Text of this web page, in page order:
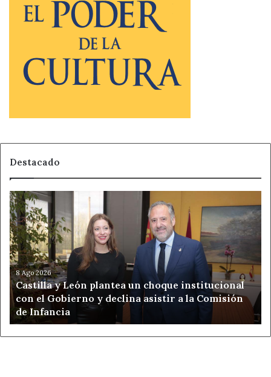
Destacado
Castilla
y
León
plantea
un
choque
institucional
con
el
Gobierno
y
declina
8 Ago 2026
Castilla y León plantea un choque institucional
con el Gobierno y declina asistir a la Comisión
de Infancia